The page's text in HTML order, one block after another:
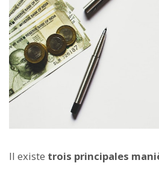
Il existe trois principales